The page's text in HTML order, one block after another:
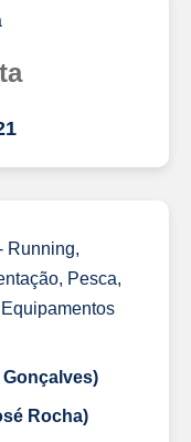
Running,
Pesca,
Rocha)